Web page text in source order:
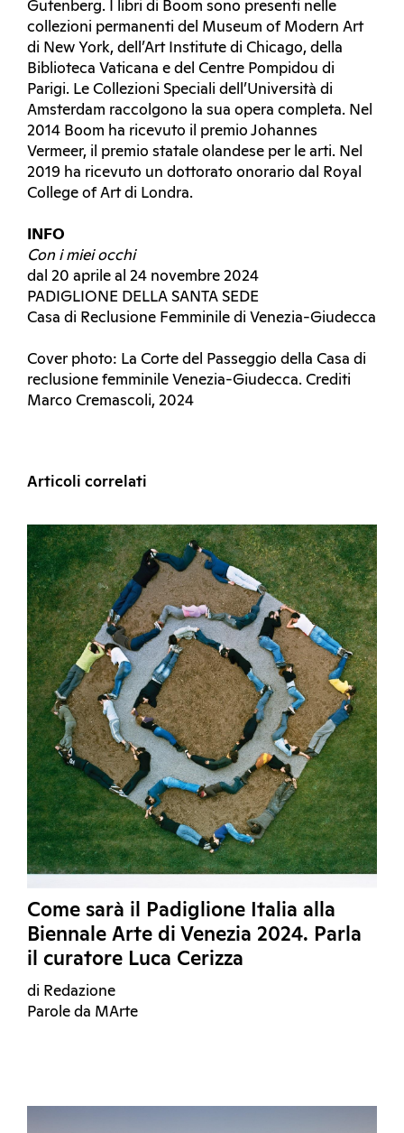
Gutenberg. I libri di Boom sono presenti nelle
collezioni permanenti del Museum of Modern Art
di New York, dell’Art Institute di Chicago, della
Biblioteca Vaticana e del Centre Pompidou di
Parigi. Le Collezioni Speciali dell’Università di
Amsterdam raccolgono la sua opera completa. Nel
2014 Boom ha ricevuto il premio Johannes
Vermeer, il premio statale olandese per le arti. Nel
2019 ha ricevuto un dottorato onorario dal Royal
College of Art di Londra.
INFO
Con i miei occhi
dal 20 aprile al 24 novembre 2024
PADIGLIONE DELLA SANTA SEDE
Casa di Reclusione Femminile di Venezia-Giudecca
Cover photo: La Corte del Passeggio della Casa di
reclusione femminile Venezia-Giudecca. Crediti
Marco Cremascoli, 2024
Articoli correlati
Come sarà il Padiglione Italia alla
Biennale Arte di Venezia 2024. Parla
il curatore Luca Cerizza
di Redazione
Parole da MArte